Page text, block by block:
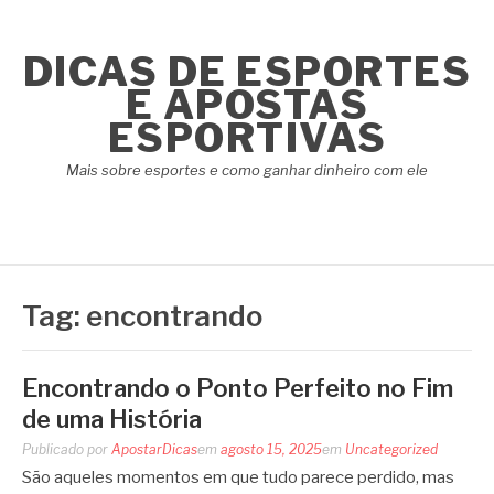
conteúdo
DICAS DE ESPORTES
E APOSTAS
ESPORTIVAS
Mais sobre esportes e como ganhar dinheiro com ele
Tag: encontrando
Encontrando o Ponto Perfeito no Fim
de uma História
Publicado por ApostarDicasem agosto 15, 2025em Uncategorized
São aqueles momentos em que tudo parece perdido, mas